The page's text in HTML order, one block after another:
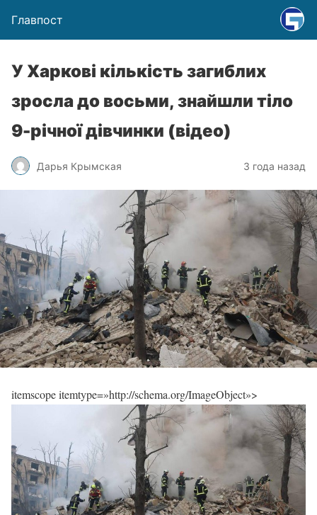
Главпост
У Харкові кількість загиблих
зросла до восьми, знайшли тіло
9-річної дівчинки (відео)
Дарья Крымская 3 года назад
itemscope itemtype=»http://schema.org/ImageObject»>